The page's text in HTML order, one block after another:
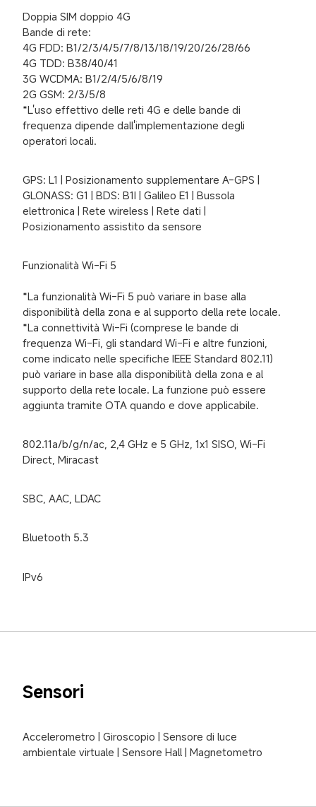
Doppia SIM doppio 4G
Bande di rete:
4G FDD: B1/2/3/4/5/7/8/13/18/19/20/26/28/66
4G TDD: B38/40/41
3G WCDMA: B1/2/4/5/6/8/19
2G GSM: 2/3/5/8
*L'uso effettivo delle reti 4G e delle bande di
frequenza dipende dall'implementazione degli
operatori locali.
GPS: L1 | Posizionamento supplementare A-GPS |
GLONASS: G1 | BDS: B1I | Galileo E1 | Bussola
elettronica | Rete wireless | Rete dati |
Posizionamento assistito da sensore
Funzionalità Wi-Fi 5
*La funzionalità Wi-Fi 5 può variare in base alla
disponibilità della zona e al supporto della rete locale.
*La connettività Wi-Fi (comprese le bande di
frequenza Wi-Fi, gli standard Wi-Fi e altre funzioni,
come indicato nelle specifiche IEEE Standard 802.11)
può variare in base alla disponibilità della zona e al
supporto della rete locale. La funzione può essere
aggiunta tramite OTA quando e dove applicabile.
802.11a/b/g/n/ac, 2,4 GHz e 5 GHz, 1x1 SISO, Wi-Fi
Direct, Miracast
SBC, AAC, LDAC
Bluetooth 5.3
IPv6
Sensori
Accelerometro | Giroscopio | Sensore di luce
ambientale virtuale | Sensore Hall | Magnetometro